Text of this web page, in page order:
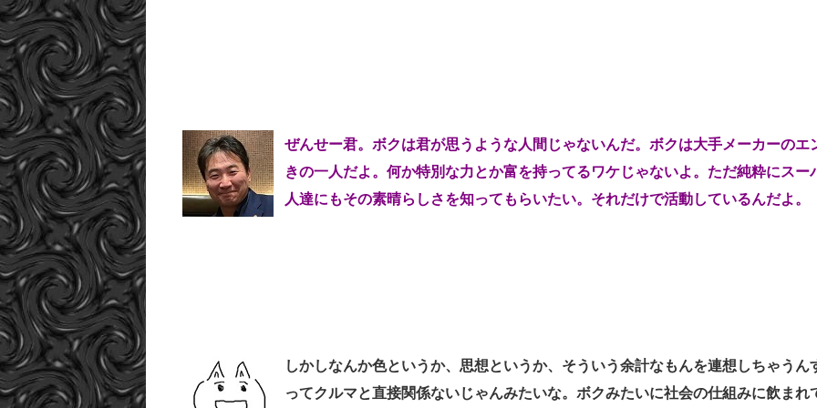
ぜんせー君。ボクは君が思うような人間じゃないんだ。ボクは大手メーカーの
きの一人だよ。何か特別な力とか富を持ってるワケじゃないよ。ただ純粋にス
人達にもその素晴らしさを知ってもらいたい。それだけで活動しているんだよ。
しかしなんか色というか、思想というか、そういう余計なもんを連想しちゃう
ってクルマと直接関係ないじゃんみたいな。ボクみたいに社会の仕組みに飲ま